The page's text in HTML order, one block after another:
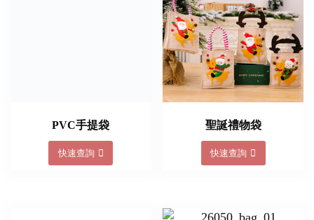
PVC手提袋
快速查詢
聖誕禮物袋
快速查詢